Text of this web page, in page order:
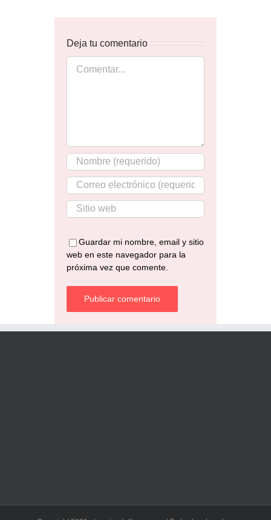
Deja tu comentario
Comentar
Guardar mi nombre, email y sitio
web en este navegador para la
próxima vez que comente.